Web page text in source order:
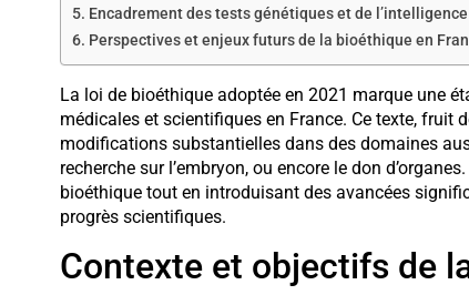
Encadrement des tests génétiques et de
Perspectives et enjeux futurs de la bioéthique en
La loi de bioéthique adoptée en 2021 marque une
médicales et scientifiques en France. Ce texte, fruit
modifications substantielles dans des domaines
recherche sur l’embryon, ou encore le don
bioéthique tout en introduisant des avancées
progrès scientifiques.
Contexte et objectifs de